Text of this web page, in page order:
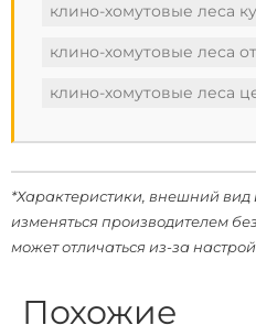
клино-хомутовые леса
клино-хомутовые леса
клино-хомутовые леса
*Характеристики, внешний вид
изменяться производителем
может отличаться из-за
Похожие